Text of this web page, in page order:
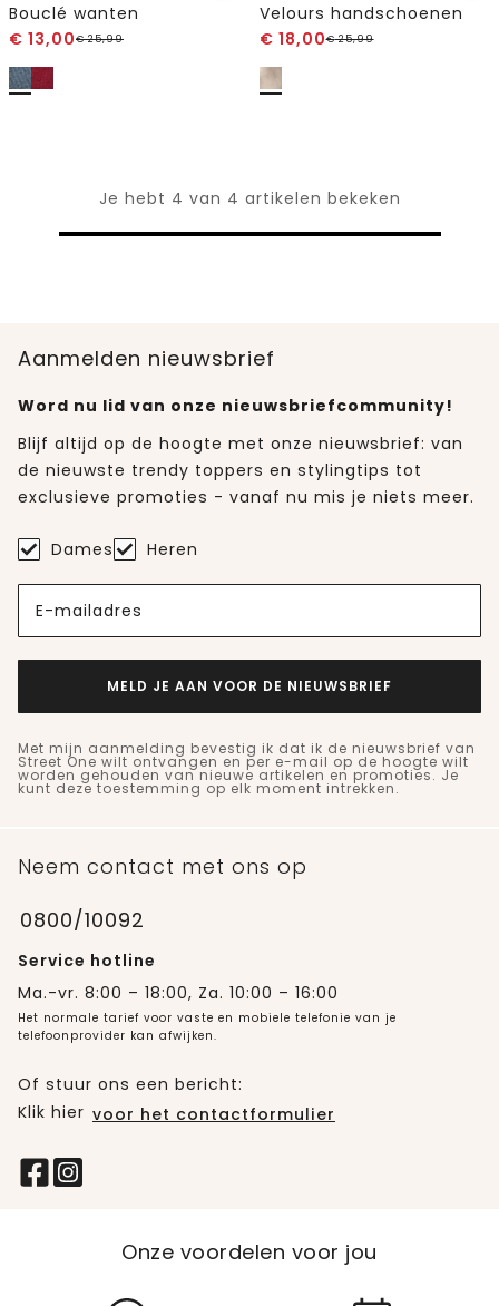
Bouclé wanten
€ 13,00€25,99
Velours handschoenen
€ 18,00€25,99
Je hebt 4 van 4 artikelen bekeken
Aanmelden nieuwsbrief
Word nu lid van onze nieuwsbriefcommunity!
Blijf altijd op de hoogte met onze nieuwsbrief: van
de nieuwste trendy toppers en stylingtips tot
exclusieve promoties - vanaf nu mis je niets meer.
Dames Heren
E-mailadres
MELD JE AAN VOOR DE NIEUWSBRIEF
Met mijn aanmelding bevestig ik dat ik de nieuwsbrief van
Street One wilt ontvangen en per e-mail op de hoogte wilt
worden gehouden van nieuwe artikelen en promoties. Je
kunt deze toestemming op elk moment intrekken.
Neem contact met ons op
0800/10092
Service hotline
Ma.-vr. 8:00 – 18:00, Za. 10:00 – 16:00
Het normale tarief voor vaste en mobiele telefonie van je
telefoonprovider kan afwijken.
Of stuur ons een bericht:
Klik hier voor het contactformulier
Onze voordelen voor jou